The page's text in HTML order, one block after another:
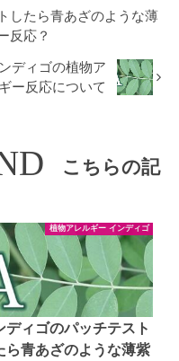
したら青あざのような薄
反応？
ディゴの植物ア
ー反応について
こちらの記
植物アレルギー インディゴ
ディゴのパッチテスト
ら青あざのような薄紫